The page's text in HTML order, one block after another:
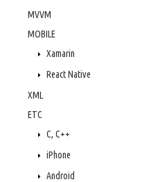
MVVM
MOBILE
Xamarin
React Native
XML
ETC
C, C++
iPhone
Android